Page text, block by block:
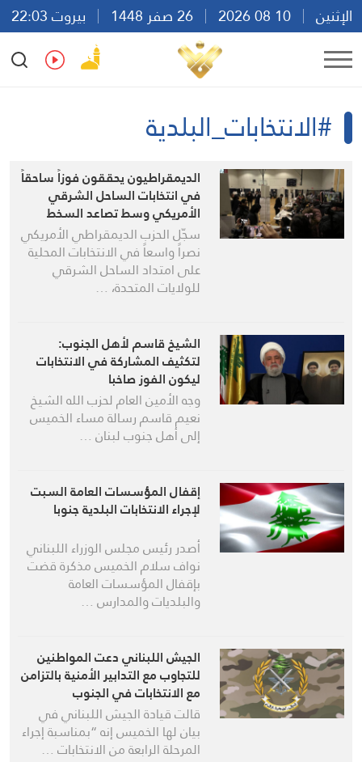
الإثنين
بيروت 22:03
Ar
En Fr Es
#الانتخابات_البلدية
الديمقراطيون يحققون فوزاً ساحقاً
في انتخابات الساحل الشرقي
الأمريكي وسط تصاعد السخط
الشعبي ضد ترامب
سجّل الحزب الديمقراطي الأمريكي
نصراً واسعاً في الانتخابات المحلية
على امتداد الساحل الشرقي
للولايات المتحدة، …
الشيخ قاسم لأهل الجنوب:
لتكثيف المشاركة في الانتخابات
ليكون الفوز صاخبا
وجه الأمين العام لحزب الله الشيخ
نعيم قاسم رسالة مساء الخميس
إلى أهل جنوب لبنان …
إقفال المؤسسات العامة السبت
لإجراء الانتخابات البلدية جنوبا
أصدر رئيس مجلس الوزراء اللبناني
نواف سلام الخميس مذكرة قضت
بإقفال المؤسسات العامة
والبلديات والمدارس …
الجيش اللبناني دعت المواطنين
للتجاوب مع التدابير الأمنية بالتزامن
مع الانتخابات في الجنوب
قالت قيادة الجيش اللبناني في
بيان لها الخميس إنه “بمناسبة إجراء
المرحلة الرابعة من الانتخابات …